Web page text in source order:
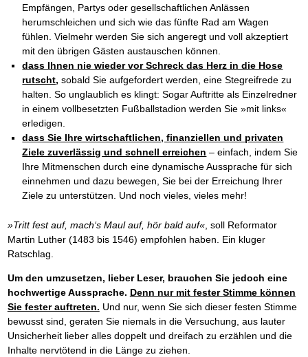
Empfängen, Partys oder gesellschaftlichen Anlässen
herumschleichen und sich wie das fünfte Rad am Wagen
fühlen. Vielmehr werden Sie sich angeregt und voll akzeptiert
mit den übrigen Gästen austauschen können.
dass Ihnen nie wieder vor Schreck das Herz in die Hose
rutscht, sobald Sie aufgefordert werden, eine Stegreifrede zu
halten. So unglaublich es klingt: Sogar Auftritte als Einzelredner
in einem vollbesetzten Fußballstadion werden Sie »mit links«
erledigen.
dass Sie Ihre wirtschaftlichen, finanziellen und privaten
Ziele zuverlässig und schnell erreichen – einfach, indem Sie
Ihre Mitmenschen durch eine dynamische Aussprache für sich
einnehmen und dazu bewegen, Sie bei der Erreichung Ihrer
Ziele zu unterstützen. Und noch vieles, vieles mehr!
»Tritt fest auf, mach‘s Maul auf, hör bald auf«, soll Reformator
Martin Luther (1483 bis 1546) empfohlen haben. Ein kluger
Ratschlag.
Um den umzusetzen, lieber Leser, brauchen Sie jedoch eine
hochwertige Aussprache. Denn nur mit fester Stimme können
Sie fester auftreten. Und nur, wenn Sie sich dieser festen Stimme
bewusst sind, geraten Sie niemals in die Versuchung, aus lauter
Unsicherheit lieber alles doppelt und dreifach zu erzählen und die
Inhalte nervtötend in die Länge zu ziehen.